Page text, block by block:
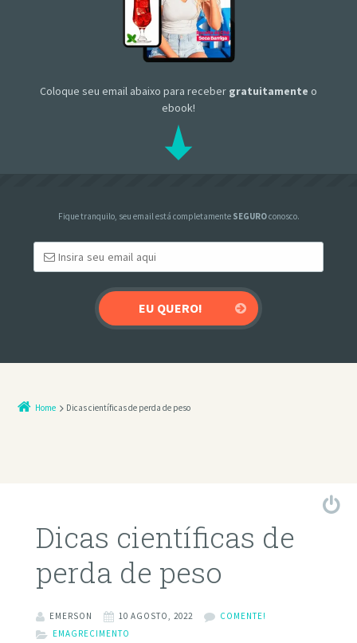
Coloque seu email abaixo para receber gratuitamente o
ebook!
Fique tranquilo, seu email está completamente SEGUROconosco.
Home Dicas científicas de perda de peso
Dicas científicas de
perda de peso
EMERSON 10 AGOSTO, 2022
COMENTE!
EMAGRECIMENTO